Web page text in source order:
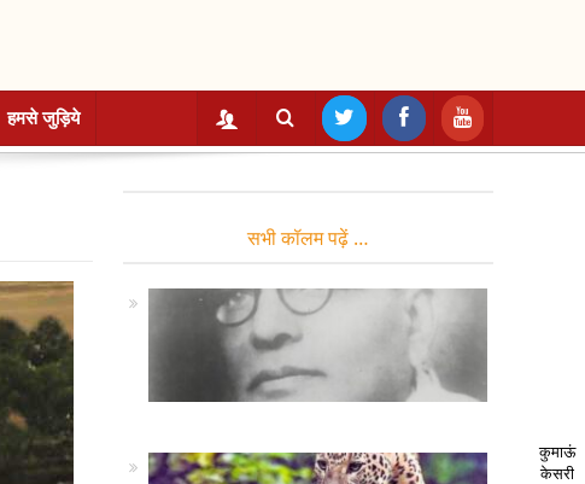
हमसे जुड़िये
सभी कॉलम पढ़ें …
कुमाऊं
केसरी